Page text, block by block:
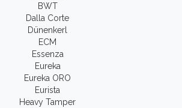
BWT
Dalla Corte
Dünenkerl
ECM
Essenza
Eureka
Eureka ORO
Eurista
Heavy Tamper